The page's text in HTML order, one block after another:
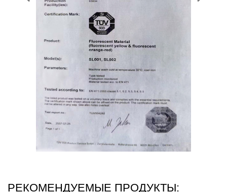
РЕКОМЕНДУЕМЫЕ ПРОДУКТЫ: